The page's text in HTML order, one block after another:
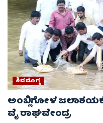
ಶಿವಮೊಗ್ಗ
ಅಂಬ್ಲಿಗೋಳ
ವೈ ರಾಘವೇಂದ್ರ